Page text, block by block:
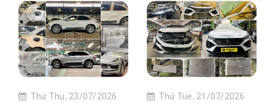
Thứ Thu, 23/07/2026
Thứ Tue, 21/07/2026